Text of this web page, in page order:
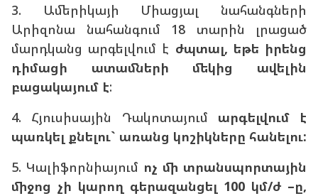
3. Ամերիկայի Միացյալ նահանգների
Արիզոնա նահանգում 18 տարին լրացած
մարդկանց արգելվում է ժպտալ, եթե իրենց
դիմացի ատամների մեկից ավելին
բացակայում է:
4. Հյուսիսային Դակոտայում արգելվում է
պառկել քնելու` առանց կոշիկները հանելու:
5. Կալիֆորնիայում ոչ մի տրանսպորտային
միջոց չի կարող գերազանցել 100 կմ/ժ –ը,